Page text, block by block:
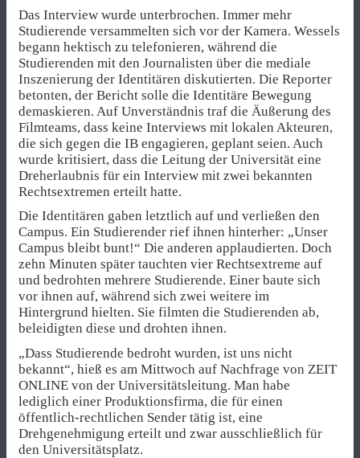
Das Interview wurde unterbrochen. Immer mehr
Studierende versammelten sich vor der Kamera. Wessels
begann hektisch zu telefonieren, während die
Studierenden mit den Journalisten über die mediale
Inszenierung der Identitären diskutierten. Die Reporter
betonten, der Bericht solle die Identitäre Bewegung
demaskieren. Auf Unverständnis traf die Äußerung des
Filmteams, dass keine Interviews mit lokalen Akteuren,
die sich gegen die IB engagieren, geplant seien. Auch
wurde kritisiert, dass die Leitung der Universität eine
Dreherlaubnis für ein Interview mit zwei bekannten
Rechtsextremen erteilt hatte.
Die Identitären gaben letztlich auf und verließen den
Campus. Ein Studierender rief ihnen hinterher: „Unser
Campus bleibt bunt!“ Die anderen applaudierten. Doch
zehn Minuten später tauchten vier Rechtsextreme auf
und bedrohten mehrere Studierende. Einer baute sich
vor ihnen auf, während sich zwei weitere im
Hintergrund hielten. Sie filmten die Studierenden ab,
beleidigten diese und drohten ihnen.
„Dass Studierende bedroht wurden, ist uns nicht
bekannt“, hieß es am Mittwoch auf Nachfrage von ZEIT
ONLINE von der Universitätsleitung. Man habe
lediglich einer Produktionsfirma, die für einen
öffentlich-rechtlichen Sender tätig ist, eine
Drehgenehmigung erteilt und zwar ausschließlich für
den Universitätsplatz.